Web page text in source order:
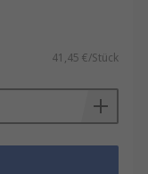
Sie:
41,45 €/Stück